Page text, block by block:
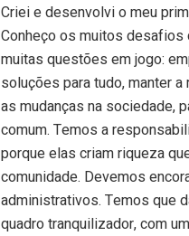
Criei e desenvolvi o meu
Conheço os muitos desafios
muitas questões em jogo:
soluções para tudo, manter
as mudanças na sociedade,
comum. Temos a
porque elas criam riqueza
comunidade. Devemos
administrativos. Temos que
quadro tranquilizador, com